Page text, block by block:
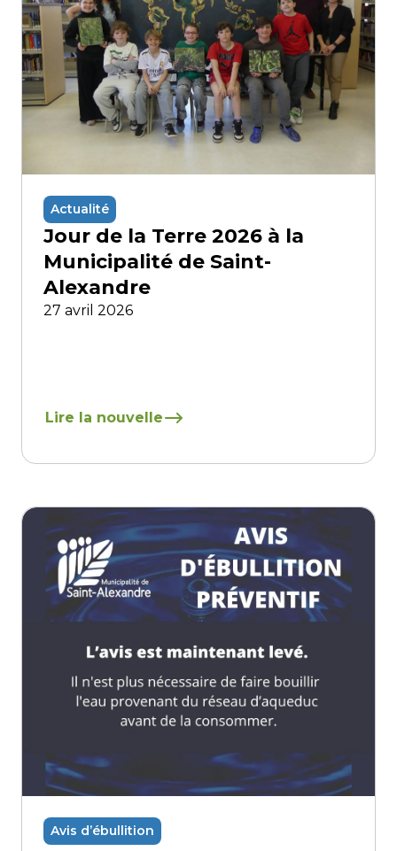
Actualité
Jour de la Terre 2026 à la
Municipalité de Saint-
Alexandre
27 avril 2026
En savoir plus
Avis d’ébullition